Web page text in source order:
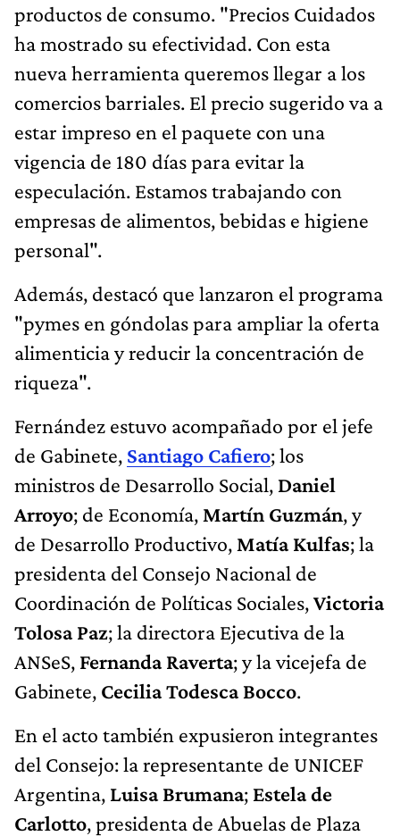
productos de consumo. "Precios Cuidados
ha mostrado su efectividad. Con esta
nueva herramienta queremos llegar a los
comercios barriales. El precio sugerido va a
estar impreso en el paquete con una
vigencia de 180 días para evitar la
especulación. Estamos trabajando con
empresas de alimentos, bebidas e higiene
personal".
Además, destacó que lanzaron el programa
"pymes en góndolas para ampliar la oferta
alimenticia y reducir la concentración de
riqueza".
Fernández estuvo acompañado por el jefe
de Gabinete, Santiago Cafiero; los
ministros de Desarrollo Social, Daniel
Arroyo; de Economía, Martín Guzmán, y
de Desarrollo Productivo, Matía Kulfas; la
presidenta del Consejo Nacional de
Coordinación de Políticas Sociales,Victoria
Tolosa Paz; la directora Ejecutiva de la
ANSeS, Fernanda Raverta; y la vicejefa de
Gabinete, Cecilia Todesca Bocco.
En el acto también expusieron integrantes
del Consejo: la representante de UNICEF
Argentina, Luisa Brumana; Estela de
Carlotto, presidenta de Abuelas de Plaza